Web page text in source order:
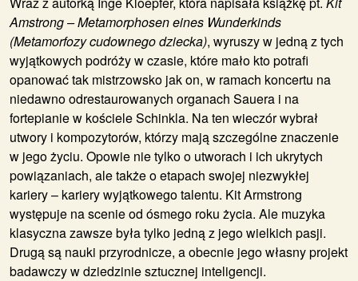
Amstrong – Metamorphosen eines Wunderkinds
(Metamorfozy cudownego dziecka), wyruszy w jedną z tych
wyjątkowych podróży w czasie, które mało kto potrafi
opanować tak mistrzowsko jak on, w ramach koncertu na
niedawno odrestaurowanych organach Sauera i na
fortepianie w kościele Schinkla. Na ten wieczór wybrał
utwory i kompozytorów, którzy mają szczególne znaczenie
w jego życiu. Opowie nie tylko o utworach i ich ukrytych
powiązaniach, ale także o etapach swojej niezwykłej
kariery – kariery wyjątkowego talentu. Kit Armstrong
występuje na scenie od ósmego roku życia. Ale muzyka
klasyczna zawsze była tylko jedną z jego wielkich pasji.
Drugą są nauki przyrodnicze, a obecnie jego własny projekt
badawczy w dziedzinie sztucznej inteligencji.